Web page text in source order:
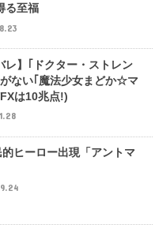
る至福
レ】｢ドクター・ストレン
ない｢魔法少女まどか☆マ
は10兆点!)
的ヒーロー出現「アントマ